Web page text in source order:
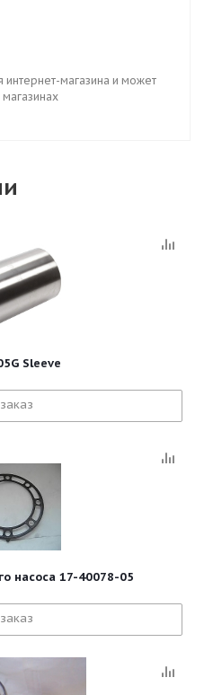
интернет-магазина и может
Sleeve
насоса 17-40078-05